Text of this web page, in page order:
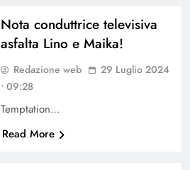
Nota conduttrice televisiva
asfalta Lino e Maika!
Redazione web
29 Luglio 2024
• 09:28
Temptation…
Read More